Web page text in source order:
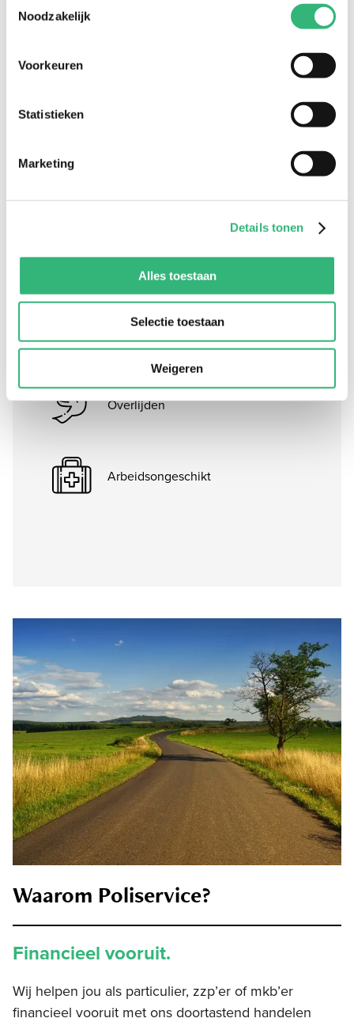
Noodzakelijk
Voorkeuren
Statistieken
Marketing
Details tonen
Alles toestaan
Selectie toestaan
Weigeren
elke fase in jouw leven, maar kunnen je op
veel meer terreinen adviseren. Bijvoorbeeld
graag je spaargeld wilt beleggen.
Overlijden
Arbeidsongeschikt
Waarom Poliservice?
Financieel vooruit.
Wij helpen jou als particulier, zzp’er of mkb’er
financieel vooruit met ons doortastend handelen